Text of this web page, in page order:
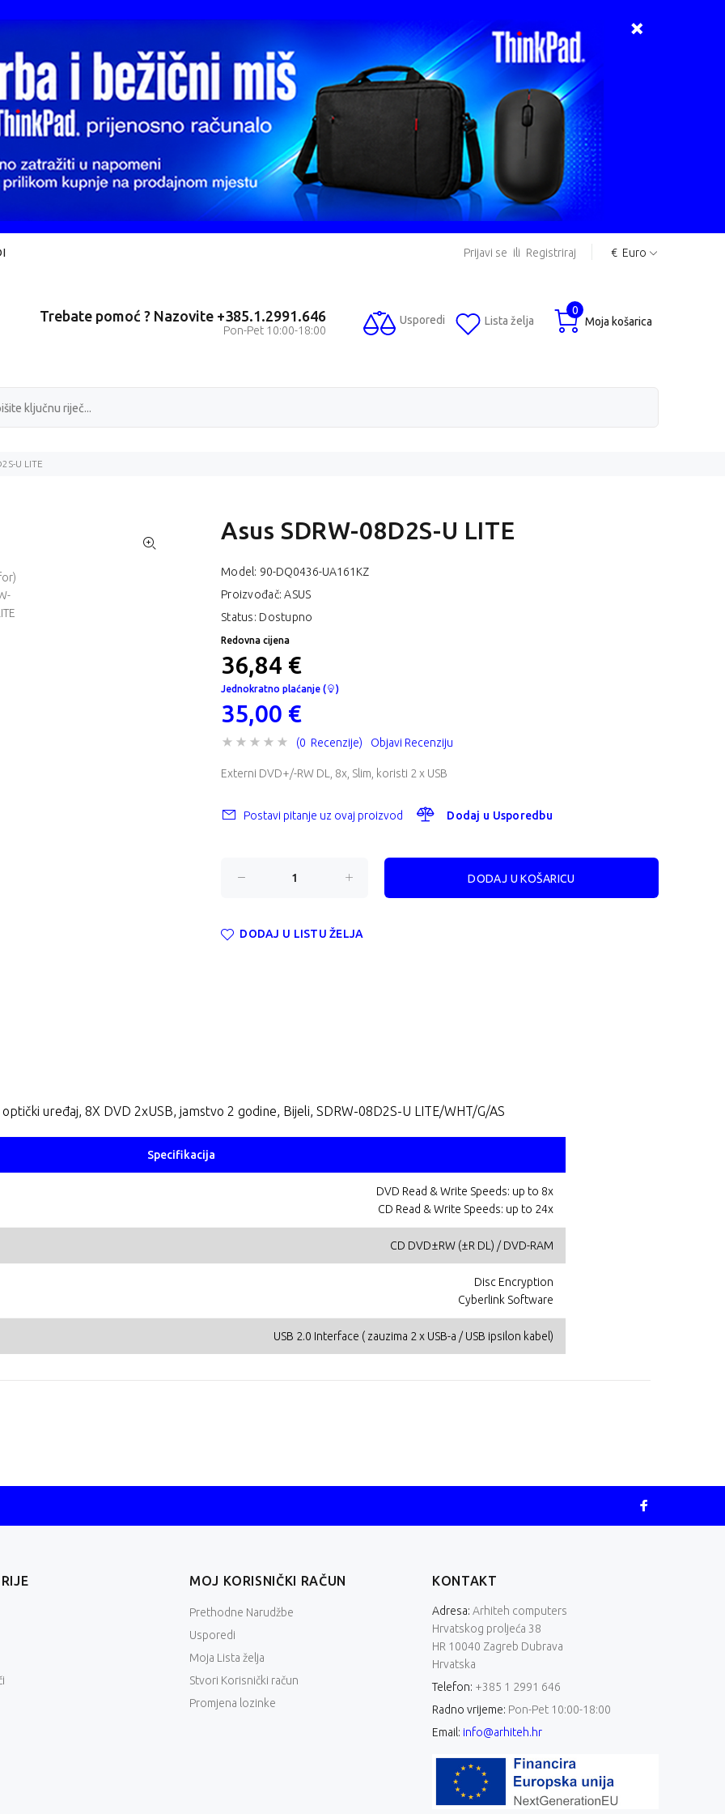
Prijavi se ili Registriraj € Euro
Trebate pomoć ? Nazovite +385.1.2991.646
Pon-Pet 10:00-18:00
Usporedi Lista želja Moja košarica
0
U LITE
Asus SDRW-08D2S-U LITE
Model: 90-DQ0436-UA161KZ
Proizvođač: ASUS
Status: Dostupno
Redovna cijena
36,84 €
Jednokratno plaćanje ( )
35,00 €
(0 Recenzije) Objavi Recenziju
Externi DVD+/-RW DL, 8x, Slim, koristi 2 x USB
Postavi pitanje uz ovaj proizvod Dodaj u Usporedbu
DODAJ U LISTU ŽELJA
uređaj, 8X DVD 2xUSB, jamstvo 2 godine, Bijeli, SDRW-08D2S-U LITE/WHT/G/AS
Specifikacija
DVD Read & Write Speeds: up to 8x
CD Read & Write Speeds: up to 24x
CD DVD±RW (±R DL) / DVD-RAM
Disc Encryption
Cyberlink Software
USB 2.0 Interface ( zauzima 2 x USB-a / USB ipsilon kabel)
MOJ KORISNIČKI RAČUN
Prethodne Narudžbe
Usporedi
Moja Lista želja
Stvori Korisnički račun
Promjena lozinke
KONTAKT
Adresa: Arhiteh computers
Hrvatskog proljeća 38
HR 10040 Zagreb Dubrava
Hrvatska
Telefon: +385 1 2991 646
Radno vrijeme: Pon-Pet 10:00-18:00
Email: info@arhiteh.hr